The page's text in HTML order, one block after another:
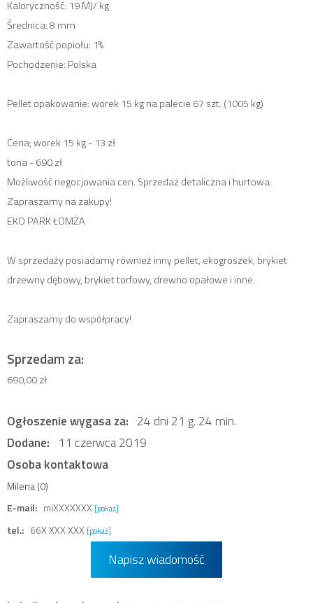
Kaloryczność: 19 MJ/ kg
Średnica: 8 mm
Zawartość popiołu: 1%
Pochodzenie: Polska
Pellet opakowanie: worek 15 kg na palecie 67 szt. (1005 kg)
Cena; worek 15 kg - 13 zł
tona - 690 zł
Możliwość negocjowania cen. Sprzedaż detaliczna i hurtowa.
Zapraszamy na zakupy!
EKO PARK ŁOMŻA
W sprzedaży posiadamy również inny pellet, ekogroszek, brykiet
drzewny dębowy, brykiet torfowy, drewno opałowe i inne.
Zapraszamy do współpracy!
Sprzedam za:
690,00 zł
Ogłoszenie wygasa za: 24 dni 21 g. 24 min.
Dodane: 11 czerwca 2019
Osoba kontaktowa
Milena (0)
E-mail: miXXXXXXX [pokaż]
tel.: 66X XXX XXX [pokaż]
Napisz wiadomość